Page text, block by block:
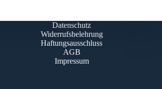
Datenschutz
Widerrufsbelehrung
Haftungsausschluss
AGB
Impressum